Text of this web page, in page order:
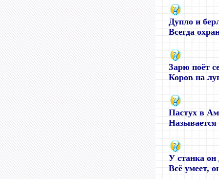
Дупло и
Всегда
Зарю поёт
Коров на
Пастух в
Называется
У станка
Всё умеет,